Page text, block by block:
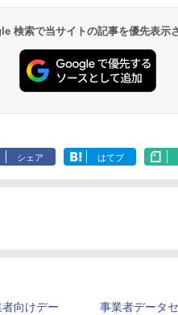
検索で当サイトの記事を優先表示
シェア はてブ
向けデー
事業者データ